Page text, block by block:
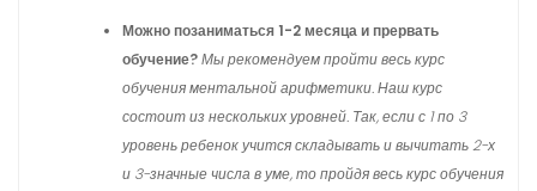
Можно позаниматься 1-2 месяца и прервать
обучение?Мы рекомендуем пройти весь курс
обучения ментальной арифметики. Наш курс
состоит из нескольких уровней. Так, если с 1 по 3
уровень ребенок учится складывать и вычитать 2-х
и 3-значные числа в уме, то пройдя весь курс обучения